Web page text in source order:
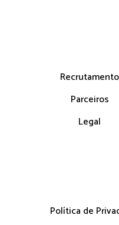
Recrutamento
Parceiros
Legal
Política de